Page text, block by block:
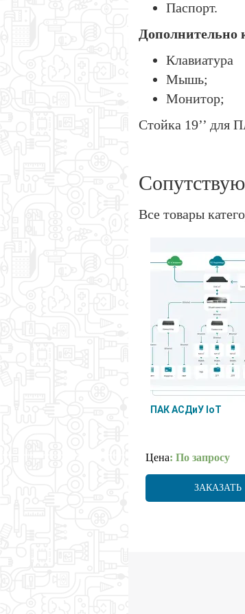
Паспорт.
Дополнительно
Клавиатура
Мышь;
Монитор;
Стойка 19’’
Все товары
ПАК АСДиУ IoT
Цена: По запросу
ЗАКАЗАТЬ